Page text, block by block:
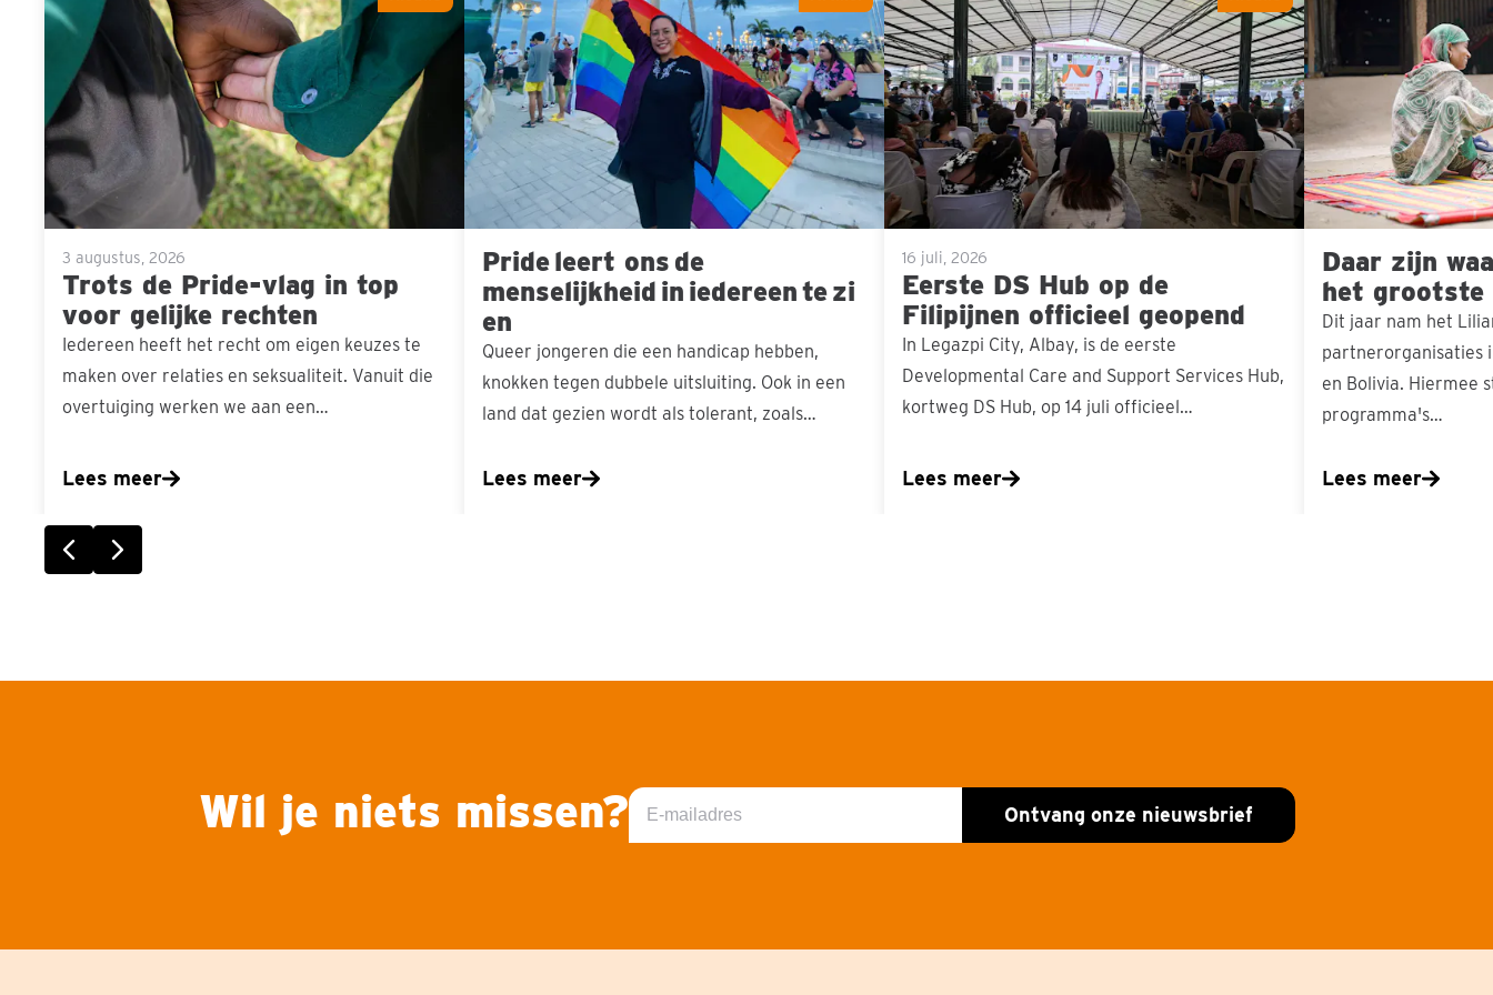
Sla carousel over
3 augustus, 2026
Trots de Pride-vlag in top
voor gelijke rechten
Iedereen heeft het recht om eigen keuzes te
maken over relaties en seksualiteit. Vanuit die
overtuiging werken we aan een…
Lees meer
de
Pride-
vlag
in
top
voor
gelijke
rechten
Pride leert ons de
menselijkheid in iedereen te zi
en
Queer jongeren die een handicap hebben,
knokken tegen dubbele uitsluiting. Ook in een
land dat gezien wordt als tolerant, zoals…
Lees meer
ons de
menselijkheid in iedereen te zien
16 juli, 2026
Eerste DS Hub op de
Filipijnen officieel geopend
In Legazpi City, Albay, is de eerste
Developmental Care and Support Services Hub,
kortweg DS Hub, op 14 juli officieel…
Lees meer
DS
Hub
op
de
Filipijnen
officieel
geopend
Daar zijn
het grootste
Dit jaar nam het
partnerorganisaties
en Bolivia. Hiermee
programma's…
Lees meer
zijn
waar
onze
het
grootste
verschil
maakt
Vorige slideVolgende slide
Wil je niets missen?E-
mailadres
Ontvang onze nieuwsbrief